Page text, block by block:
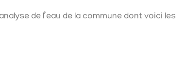
de l’eau de la commune dont voici les